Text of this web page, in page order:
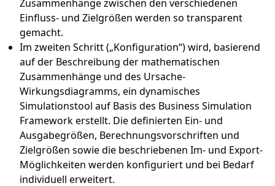
Zusammenhänge zwischen den verschiedenen
Einfluss- und Zielgrößen werden so transparent
gemacht.
Im zweiten Schritt („Konfiguration“) wird, basierend
auf der Beschreibung der mathematischen
Zusammenhänge und des Ursache-
Wirkungsdiagramms, ein dynamisches
Simulationstool auf Basis des Business Simulation
Framework erstellt. Die definierten Ein- und
Ausgabegrößen, Berechnungsvorschriften und
Zielgrößen sowie die beschriebenen Im- und Export-
Möglichkeiten werden konfiguriert und bei Bedarf
individuell erweitert.